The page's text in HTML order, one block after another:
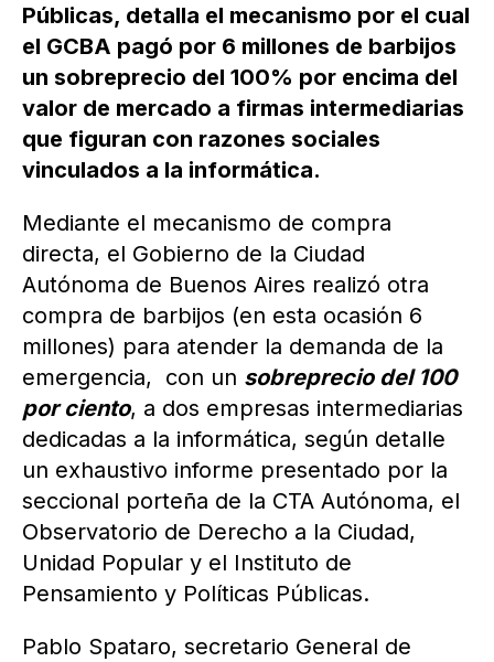
Públicas, detalla el mecanismo por el cual
el GCBA pagó por 6 millones de barbijos
un sobreprecio del 100% por encima del
valor de mercado a firmas intermediarias
que figuran con razones sociales
vinculados a la informática.
Mediante el mecanismo de compra
directa, el Gobierno de la Ciudad
Autónoma de Buenos Aires realizó otra
compra de barbijos (en esta ocasión 6
millones) para atender la demanda de la
emergencia, con un sobreprecio del 100
por ciento, a dos empresas intermediarias
dedicadas a la informática, según detalle
un exhaustivo informe presentado por la
seccional porteña de la CTA Autónoma, el
Observatorio de Derecho a la Ciudad,
Unidad Popular y el Instituto de
Pensamiento y Políticas Públicas.
Pablo Spataro, secretario General de